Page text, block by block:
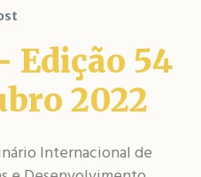
Edição 54
2022
Internacional de